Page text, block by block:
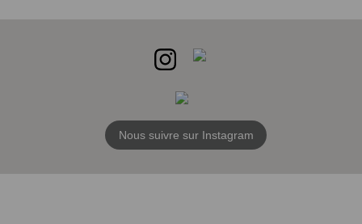
Nous suivre sur Instagram